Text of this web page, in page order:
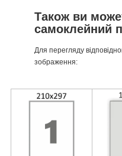
Також ви
самоклейний
Для перегляду
зображення: